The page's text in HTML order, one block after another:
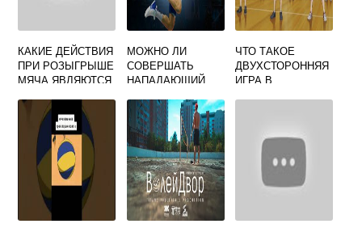
КАКИЕ ДЕЙСТВИЯ
ПРИ РОЗЫГРЫШЕ
МЯЧА ЯВЛЯЮТСЯ
ВОЛЕЙБОЛЕ
МОЖНО ЛИ
СОВЕРШАТЬ
НАПАДАЮЩИЙ
ПОДАЧИ
СОПЕРНИКА В
ВОЛЕЙБОЛЕ
ЧТО ТАКОЕ
ДВУХСТОРОННЯЯ
ИГРА В